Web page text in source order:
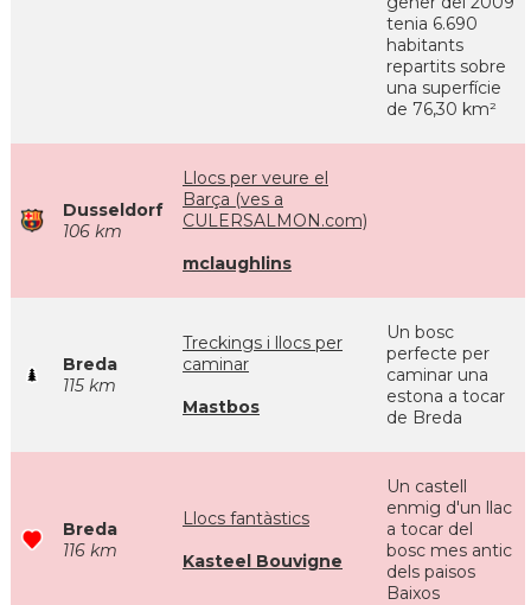
tenia 6.690
habitants
repartits sobre
una superfície
de 76,30 km²
Dusseldorf
106 km
Llocs per veure el
Barça (ves a
CULERSALMON.com)
mclaughlins
Breda
115 km
Treckings i llocs per
caminar
Mastbos
Un bosc
perfecte per
caminar una
estona a tocar
de Breda
Breda
116 km
Llocs fantàstics
Kasteel Bouvigne
Un castell
enmig d'un llac
a tocar del
bosc mes antic
dels paisos
Baixos